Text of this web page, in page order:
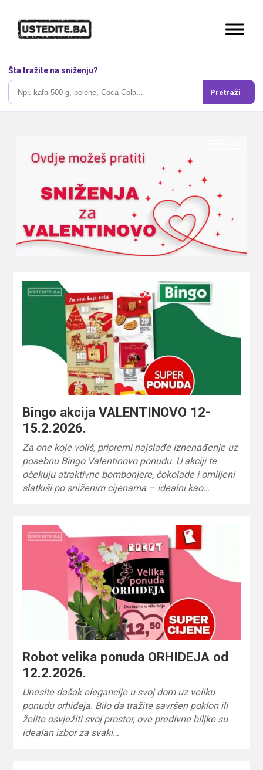
Šta tražite na sniženju?
Pretraži
Bingo akcija VALENTINOVO 12-
15.2.2026.
Za one koje voliš, pripremi najslađe iznenađenje uz
posebnu Bingo Valentinovo ponudu. U akciji te
očekuju atraktivne bombonjere, čokolade i omiljeni
slatkiši po sniženim cijenama – idealni kao…
Robot velika ponuda ORHIDEJA od
12.2.2026.
Unesite dašak elegancije u svoj dom uz veliku
ponudu orhideja. Bilo da tražite savršen poklon ili
želite osvježiti svoj prostor, ove predivne biljke su
idealan izbor za svaki…